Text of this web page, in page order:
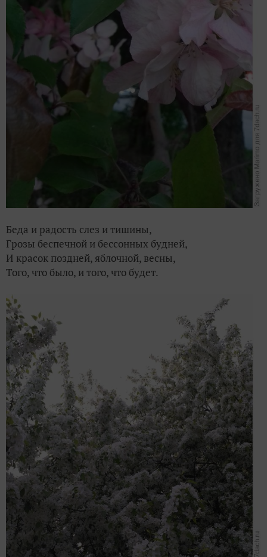
Беда и радость слез и тишины,
Грозы беспечной и бессонных будней,
И красок поздней, яблочной, весны,
Того, что было, и того, что будет.